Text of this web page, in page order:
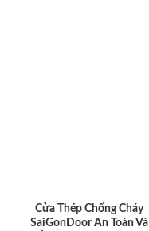
Cửa Thép Chống Cháy
SaiGonDoor An Toàn Và